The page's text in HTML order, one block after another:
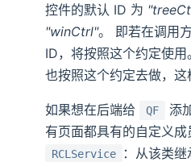
控件的默认 ID 为
"winCtrl"。 即若在调用
ID，将按照这个约定使
也按照这个约定去做，这
如果想在后端给 QF
添
有页面都具有的自定义
RCLService
：从该类